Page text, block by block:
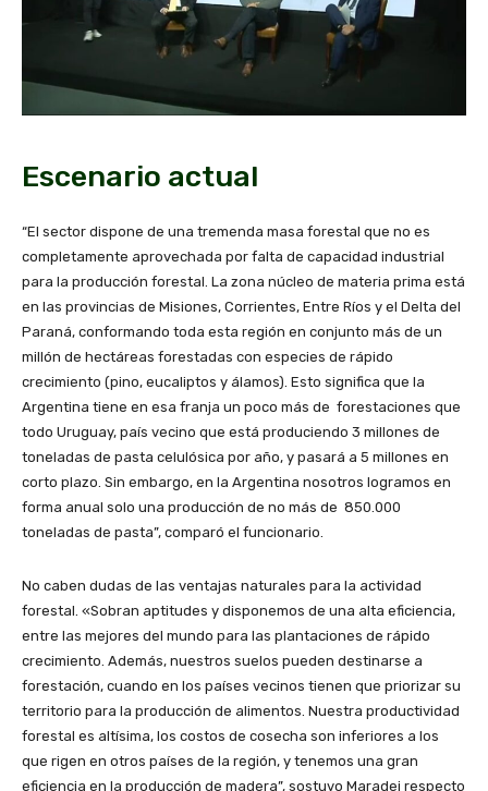
Escenario actual
“El sector dispone de una tremenda masa forestal que no es
completamente aprovechada por falta de capacidad industrial
para la producción forestal. La zona núcleo de materia prima está
en las provincias de Misiones, Corrientes, Entre Ríos y el Delta del
Paraná, conformando toda esta región en conjunto más de un
millón de hectáreas forestadas con especies de rápido
crecimiento (pino, eucaliptos y álamos). Esto significa que la
Argentina tiene en esa franja un poco más de forestaciones que
todo Uruguay, país vecino que está produciendo 3 millones de
toneladas de pasta celulósica por año, y pasará a 5 millones en
corto plazo. Sin embargo, en la Argentina nosotros logramos en
forma anual solo una producción de no más de 850.000
toneladas de pasta”, comparó el funcionario.
No caben dudas de las ventajas naturales para la actividad
forestal. «Sobran aptitudes y disponemos de una alta eficiencia,
entre las mejores del mundo para las plantaciones de rápido
crecimiento. Además, nuestros suelos pueden destinarse a
forestación, cuando en los países vecinos tienen que priorizar su
territorio para la producción de alimentos. Nuestra productividad
forestal es altísima, los costos de cosecha son inferiores a los
que rigen en otros países de la región, y tenemos una gran
eficiencia en la producción de madera”, sostuvo Maradei respecto